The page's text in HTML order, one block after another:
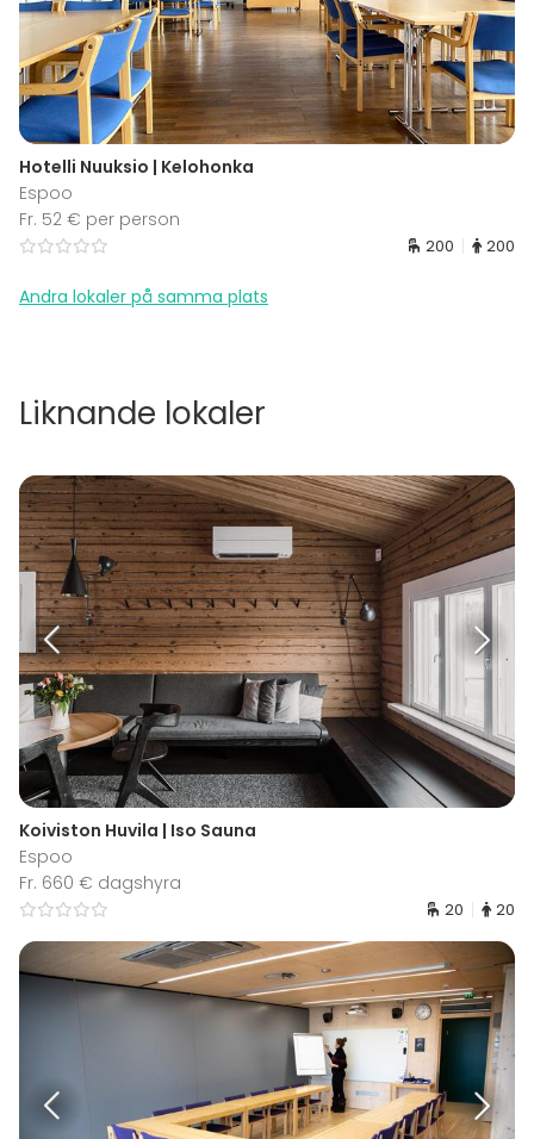
Hotelli Nuuksio | Kelohonka
Espoo
Fr. 52 € per person
200 200
Andra lokaler på samma plats
Liknande lokaler
Koiviston Huvila | Iso Sauna
Espoo
Fr. 660 € dagshyra
20 20